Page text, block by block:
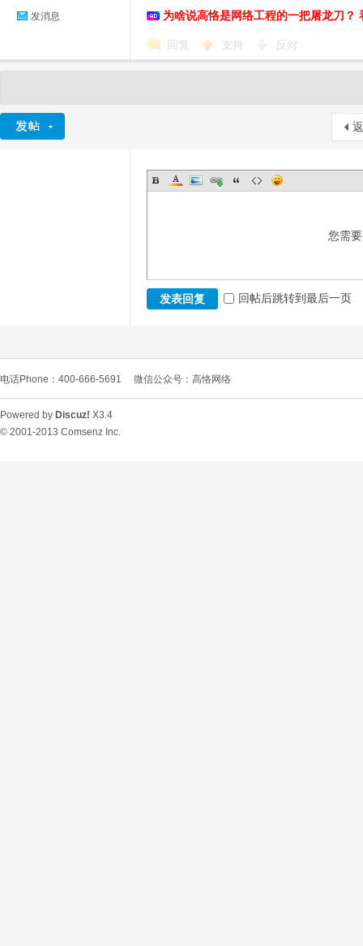
发消息 为啥说高恪是网络工程的一把屠龙刀？
回复 支持 反对
您需
发表回复 回帖后跳转到最后一页
电话Phone：400-666-5691 微信公众号：高恪网络
Powered by Discuz! X3.4
© 2001-2013 Comsenz Inc.